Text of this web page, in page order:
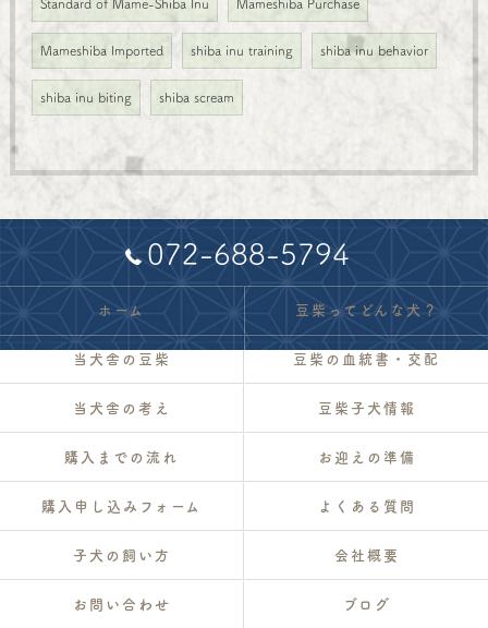
Standard of Mame-Shiba Inu Mameshiba Purchase
Mameshiba Imported shiba inu training shiba inu behavior
shiba inu biting shiba scream
072-688-5794
ホーム 豆柴ってどんな犬？
当犬舎の豆柴 豆柴の血統書・交配
当犬舎の考え 豆柴子犬情報
購入までの流れ お迎えの準備
購入申し込みフォーム よくある質問
子犬の飼い方 会社概要
お問い合わせ ブログ